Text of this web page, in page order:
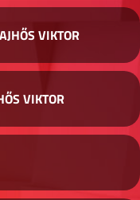
VIKTOR
VIKTOR